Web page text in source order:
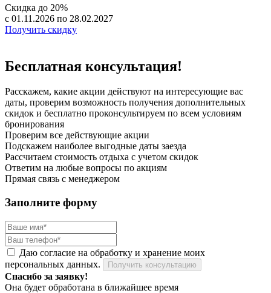
Скидка до 20%
с 01.11.2026 по 28.02.2027
Получить скидку
Бесплатная консультация!
Расскажем, какие акции действуют на интересующие вас
даты, проверим возможность получения дополнительных
скидок и бесплатно проконсультируем по всем условиям
бронирования
Проверим все действующие акции
Подскажем наиболее выгодные даты заезда
Рассчитаем стоимость отдыха с учетом скидок
Ответим на любые вопросы по акциям
Прямая связь с менеджером
Заполните форму
Даю согласие на обработку и хранение моих
персональных данных.
Получить консультацию
Спасибо за заявку!
Она будет обработана в ближайшее время